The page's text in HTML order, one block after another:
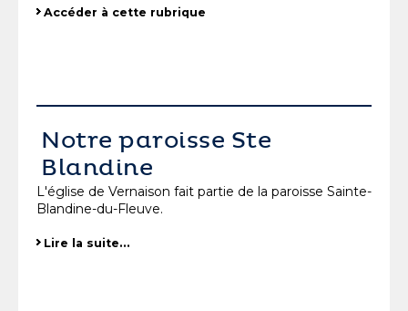
Accéder à cette rubrique
Notre paroisse Ste
Blandine
L'église de Vernaison fait partie de la paroisse Sainte-
Blandine-du-Fleuve.
Lire la suite…